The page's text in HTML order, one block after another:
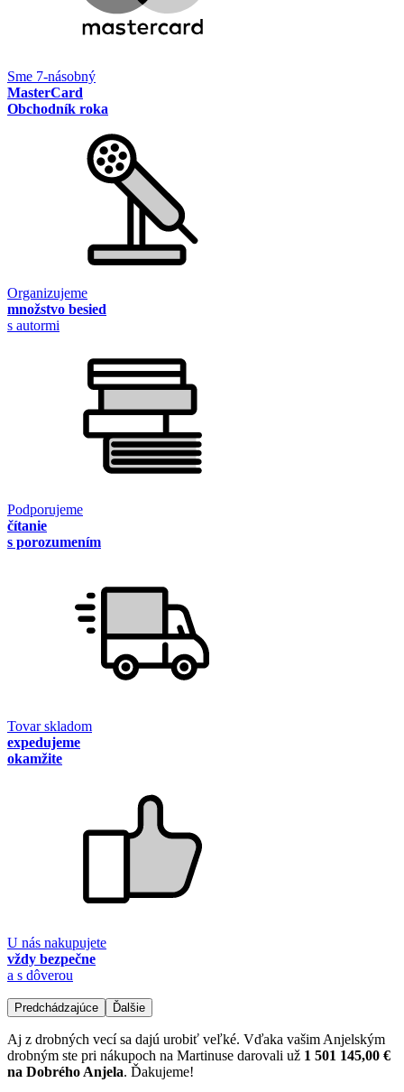
Sme 7-násobný
MasterCard
Obchodník roka
Organizujeme
množstvo besied
s autormi
Podporujeme
čítanie
s porozumením
Tovar skladom
expedujeme
okamžite
U nás nakupujete
vždy bezpečne
a s dôverou
Predchádzajúce Ďalšie
Aj z drobných vecí sa dajú urobiť veľké. Vďaka vašim Anjelským
drobným ste pri nákupoch na Martinuse darovali už 1 501 145,00 €
na Dobrého Anjela. Ďakujeme!